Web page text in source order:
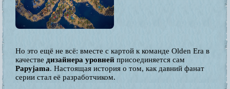
Но это ещё не всё: вместе с картой к команде Olden Era в
качестве дизайнера уровней присоединяется сам
Papyjama. Настоящая история о том, как давний фанат
серии стал её разработчиком.